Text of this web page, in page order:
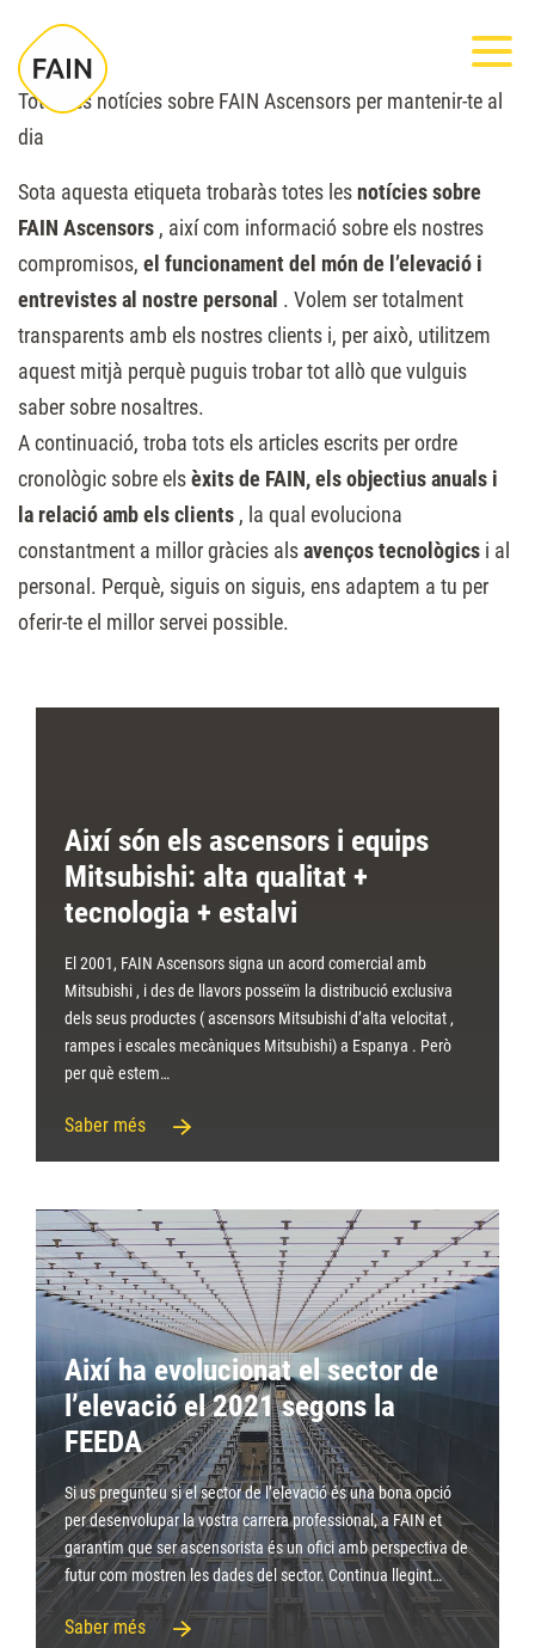
este
sitio
web
un
sistema
de
accesibilidad.
Totes les notícies sobre FAIN Ascensors per mantenir-te al
dia
Sota aquesta etiqueta trobaràs totes lesnotícies sobre
FAIN Ascensors , així com informació sobre els nostres
compromisos, el funcionament del món de l’elevació i
entrevistes al nostre personal . Volem ser totalment
transparents amb els nostres clients i, per això, utilitzem
aquest mitjà perquè puguis trobar tot allò que vulguis
saber sobre nosaltres.
A continuació, troba tots els articles escrits per ordre
cronològic sobre elsèxits de FAIN, els objectius anuals i
la relació amb els clients , la qual evoluciona
constantment a millor gràcies alsavenços tecnològics i al
personal. Perquè, siguis on siguis, ens adaptem a tu per
oferir-te el millor servei possible.
Així són els ascensors i equips
Mitsubishi: alta qualitat +
tecnologia + estalvi
El 2001, FAIN Ascensors signa un acord comercial amb
Mitsubishi , i des de llavors posseïm la distribució exclusiva
dels seus productes ( ascensors Mitsubishi d’alta velocitat ,
rampes i escales mecàniques Mitsubishi) a Espanya . Però
per què estem…
Saber més
Així ha evolucionat el sector de
l’elevació el 2021 segons la
FEEDA
Si us pregunteu si el sector de l’elevació és una bona opció
per desenvolupar la vostra carrera professional, a FAIN et
garantim que ser ascensorista és un ofici amb perspectiva de
futur com mostren les dades del sector. Continua llegint…
Saber més